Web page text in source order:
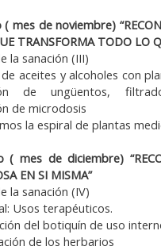
mes de noviembre)
TRANSFORMA TODO LO
la sanación (III)
aceites y alcoholes con
de ungüentos,
de microdosis
la espiral de plantas
( mes de diciembre)
EN SI MISMA”
la sanación (IV)
Usos terapéuticos.
del botiquín de uso
de los herbarios